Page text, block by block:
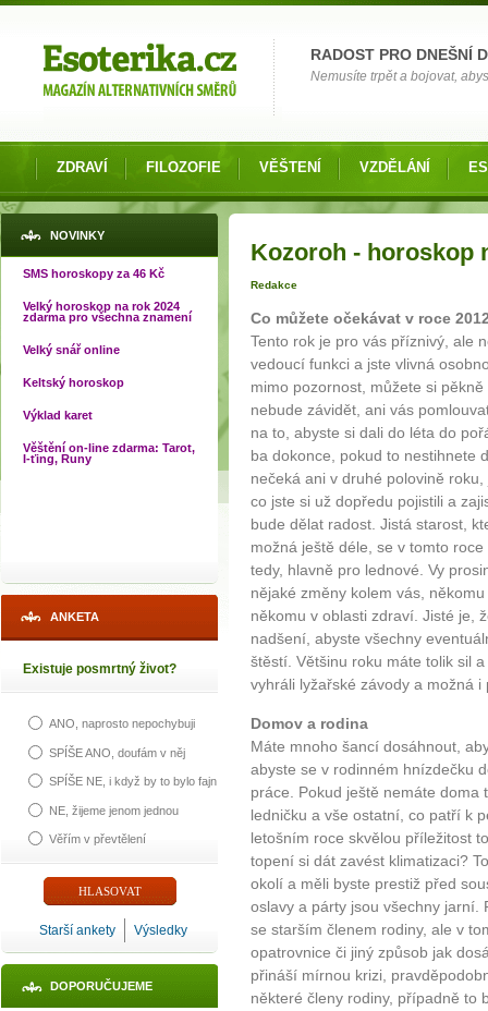
RADOST PRO DNEŠNÍ
Nemusíte trpět a bojovat,
ZDRAVÍ FILOZOFIE VĚŠTENÍ VZDĚLÁNÍ
NOVINKY
SMS horoskopy za 46 Kč
Velký horoskop na rok 2024
zdarma pro všechna znamení
Velký snář online
Keltský horoskop
Výklad karet
Věštění on-line zdarma: Tarot,
I-ťing, Runy
ANKETA
Existuje posmrtný život?
ANO, naprosto nepochybuji
SPÍŠE ANO, doufám v něj
SPÍŠE NE, i když by to bylo fajn
NE, žijeme jenom jednou
Věřím v převtělení
Starší ankety Výsledky
DOPORUČUJEME
Kozoroh - horoskop
Redakce
Co můžete očekávat v roce
Tento rok je pro vás příznivý, ale
vedoucí funkci a jste vlivná
mimo pozornost, můžete si
nebude závidět, ani vás
na to, abyste si dali do léta do
ba dokonce, pokud to nestihnete
nečeká ani v druhé polovině
co jste si už dopředu pojistili a
bude dělat radost. Jistá starost,
možná ještě déle, se v tomto
tedy, hlavně pro lednové. Vy
nějaké změny kolem vás,
někomu v oblasti zdraví. Jisté je,
nadšení, abyste všechny
štěstí. Většinu roku máte tolik sil
vyhráli lyžařské závody a možná
Domov a rodina
Máte mnoho šancí dosáhnout,
abyste se v rodinném hnízdečku
práce. Pokud ještě nemáte
ledničku a vše ostatní, co patří k
letošním roce skvělou příležitost
topení si dát zavést klimatizaci?
okolí a měli byste prestiž před
oslavy a párty jsou všechny jarní.
se starším členem rodiny, ale v
opatrovnice či jiný způsob jak
přináší mírnou krizi,
některé členy rodiny, případně to